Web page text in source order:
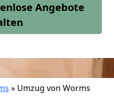
Angebote
» Umzug von Worms